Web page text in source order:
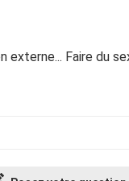
externe... Faire du